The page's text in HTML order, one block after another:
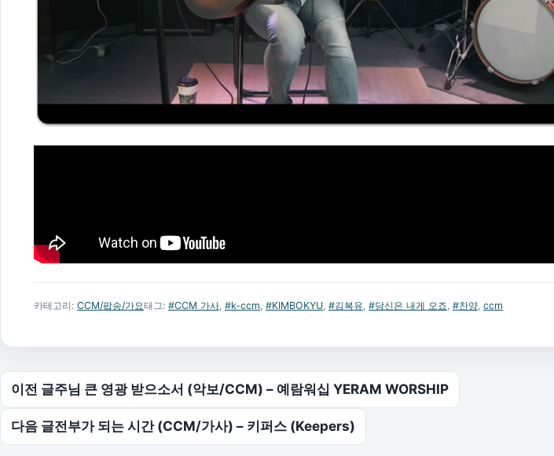
카테고리: CCM/팝송/가요태그: #CCM 가사 #k-ccm #KIMBOKYU #김복유 #당신은 내게 오죠 #찬양 ccm
글 탐색
이전 글주님 큰 영광 받으소서 (악보/CCM) – 예람워십 YERAM WORSHIP
다음 글전부가 되는 시간 (CCM/가사) – 키퍼스 (Keepers)